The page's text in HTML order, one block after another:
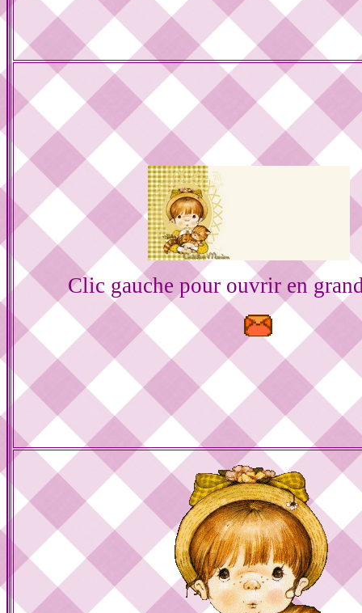
Clic gauche pour ouvrir en